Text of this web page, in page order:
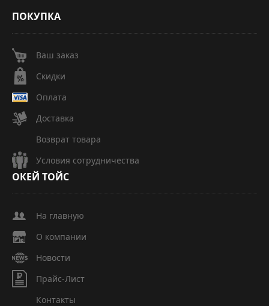
ПОКУПКА
Ваш заказ
Скидки
Оплата
Доставка
Возврат товара
Условия сотрудничества
ОКЕЙ ТОЙС
На главную
О компании
Новости
Прайс-Лист
Контакты